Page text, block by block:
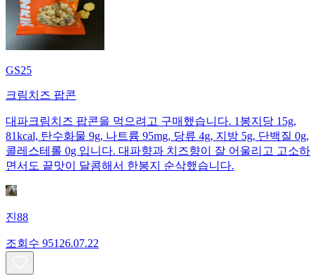
GS25
크림치즈 팝콘
대파크림치즈 팝콘을 먹으려고 구매했습니다. 1봉지당 15g,
81kcal, 탄수화물 9g, 나트륨 95mg, 당류 4g, 지방 5g, 단백질 0g,
콜레스테롤 0g 입니다. 대파향과 치즈향이 잘 어울리고 고소하
면서도 끝맛이 달콤해서 한봉지 순삭했습니다.
진88
조회수 951 26.07.22